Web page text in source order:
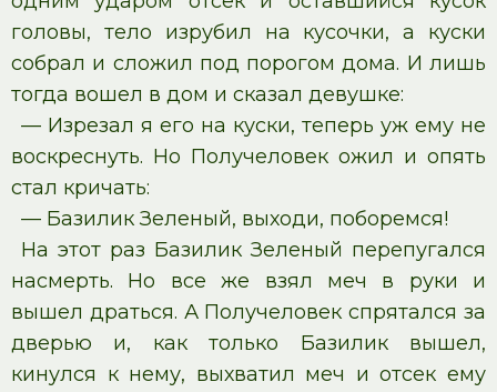
головы, тело изрубил на кусочки, а куски
собрал и сложил под порогом дома. И лишь
тогда вошел в дом и сказал девушке:
— Изрезал я его на куски, теперь уж ему не
воскреснуть. Но Получеловек ожил и опять
стал кричать:
— Базилик Зеленый, выходи, поборемся!
На этот раз Базилик Зеленый перепугался
насмерть. Но все же взял меч в руки и
вышел драться. А Получеловек спрятался за
дверью и, как только Базилик вышел,
кинулся к нему, выхватил меч и отсек ему